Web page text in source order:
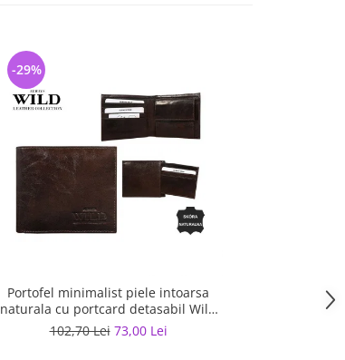
Portofel minimalist piele intoarsa
naturala cu portcard detasabil Wild
PORM202 Maron
102,70 Lei 73,00 Lei
-29%